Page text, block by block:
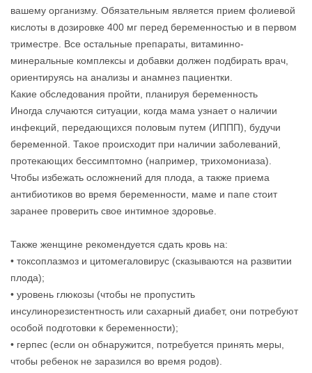
вашему организму. Обязательным является прием фолиевой
кислоты в дозировке 400 мг перед беременностью и в первом
триместре. Все остальные препараты, витаминно-
минеральные комплексы и добавки должен подбирать врач,
ориентируясь на анализы и анамнез пациентки.
Какие обследования пройти, планируя беременность
Иногда случаются ситуации, когда мама узнает о наличии
инфекций, передающихся половым путем (ИППП), будучи
беременной. Такое происходит при наличии заболеваний,
протекающих бессимптомно (например, трихомониаза).
Чтобы избежать осложнений для плода, а также приема
антибиотиков во время беременности, маме и папе стоит
заранее проверить свое интимное здоровье.
Также женщине рекомендуется сдать кровь на:
• токсоплазмоз и цитомегаловирус (сказываются на развитии
плода);
• уровень глюкозы (чтобы не пропустить
инсулинорезистентность или сахарный диабет, они потребуют
особой подготовки к беременности);
• герпес (если он обнаружится, потребуется принять меры,
чтобы ребенок не заразился во время родов).